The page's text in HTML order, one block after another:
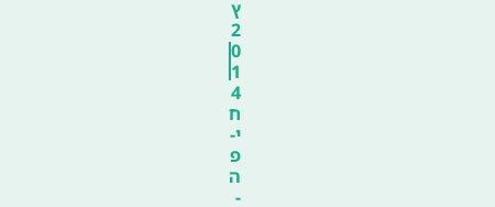
ץ
2
0
1
4
ח
י-
פ
ה
-